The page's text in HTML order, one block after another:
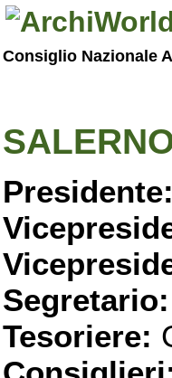
Consiglio Nazionale
Presidente:
Segretario:
Tesoriere: